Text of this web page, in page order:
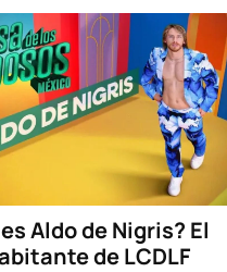
Aldo de Nigris? El
de LCDLF